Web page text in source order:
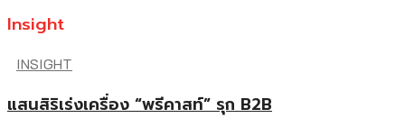
Insight
INSIGHT
แสนสิริเร่งเครื่อง “พรีคาสท์” รุก B2B